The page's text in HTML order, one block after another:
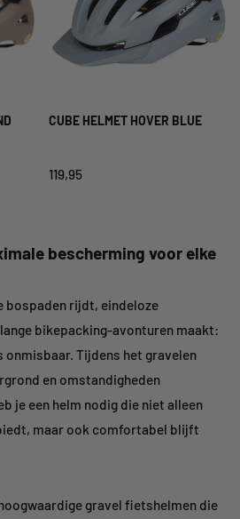
CUBE HELMET HOVER BLUE
119,95
bescherming voor elke
bospaden rijdt, eindeloze
bikepacking-avonturen maakt:
onmisbaar. Tijdens het gravelen
en omstandigheden
je een helm nodig die niet alleen
maar ook comfortabel blijft
gravel fietshelmen die